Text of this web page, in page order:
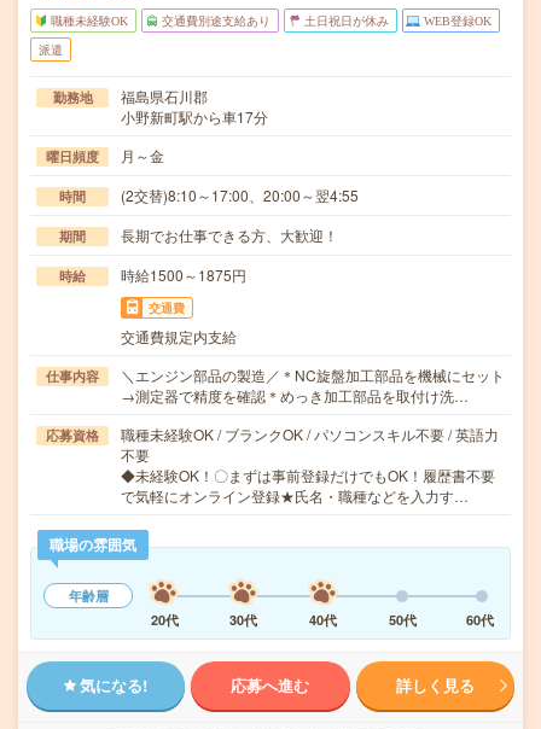
職種未経験OK 交通費別途支給あり 土日祝日が休み WEB登録OK
派遣
勤務地
福島県石川郡
小野新町駅から車17分
曜日頻度 月～金
時間 (2交替)8:10～17:00、20:00～翌4:55
期間 長期でお仕事できる方、大歓迎！
時給 時給1500～1875円
交通費
交通費規定内支給
仕事内容
＼エンジン部品の製造／＊NC旋盤加工部品を機械にセット
→測定器で精度を確認＊めっき加工部品を取付け洗…
応募資格
職種未経験OK / ブランクOK / パソコンスキル不要 / 英語力
不要
◆未経験OK！〇まずは事前登録だけでもOK！履歴書不要
で気軽にオンライン登録★氏名・職種などを入力す…
職場の雰囲気
年齢層
20代
30代 40代 50代 60代
気になる! 応募へ進む 詳しく見る